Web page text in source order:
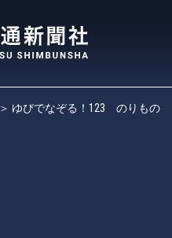
＞ ゆびでなぞる！123 のりもの